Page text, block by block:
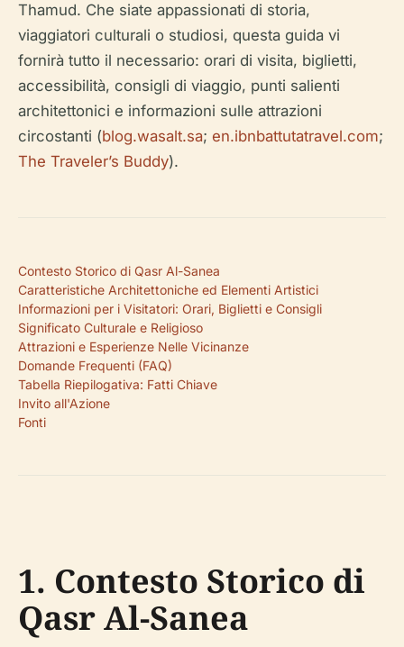
Thamud. Che siate appassionati di storia,
viaggiatori culturali o studiosi, questa guida vi
fornirà tutto il necessario: orari di visita, biglietti,
accessibilità, consigli di viaggio, punti salienti
architettonici e informazioni sulle attrazioni
circostanti (blog.wasalt.sa; en.ibnbattutatravel.com;
The Traveler’s Buddy).
Contesto Storico di Qasr Al-Sanea
Caratteristiche Architettoniche ed Elementi Artistici
Informazioni per i Visitatori: Orari, Biglietti e Consigli
Significato Culturale e Religioso
Attrazioni e Esperienze Nelle Vicinanze
Domande Frequenti (FAQ)
Tabella Riepilogativa: Fatti Chiave
Invito all'Azione
Fonti
1. Contesto Storico di
Qasr Al-Sanea